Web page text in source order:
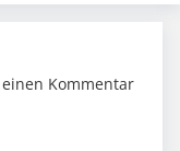
Kommentar